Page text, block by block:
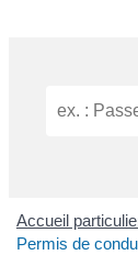
Accueil
Permis de